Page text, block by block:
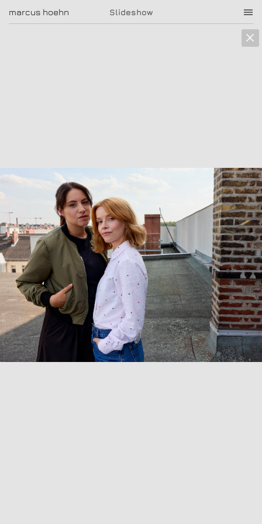
Slideshow
marcus hoehn marcus hoehn